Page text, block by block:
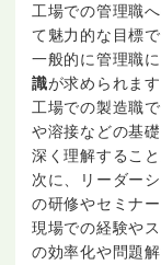
工場での管理職
て魅力的な目標で
一般的に管理職
識が求められます
工場での製造職
や溶接などの基
深く理解すること
次に、リーダー
の研修やセミナ
現場での経験や
の効率化や問題